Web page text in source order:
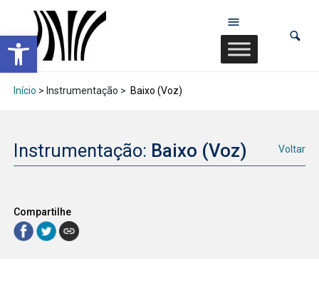
Abrir a barra de ferramentas
Início > Instrumentação > Baixo (Voz)
Instrumentação: Baixo (Voz) Voltar
Compartilhe